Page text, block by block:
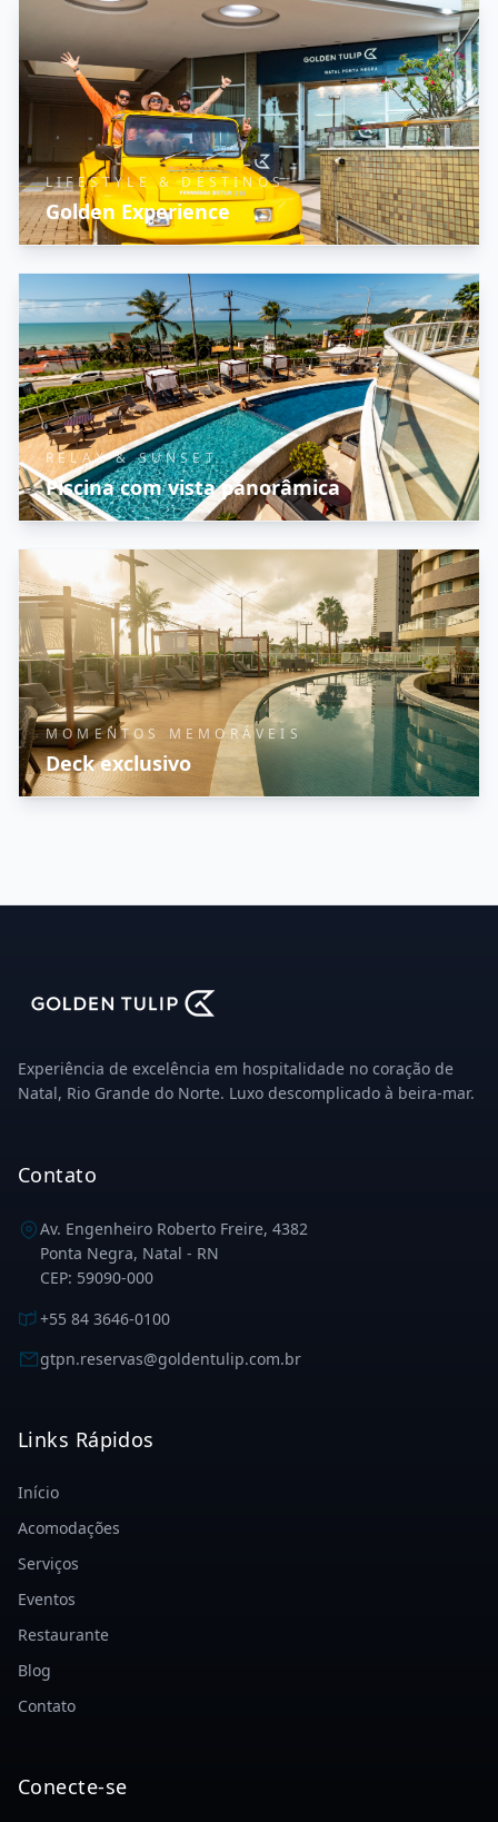
LIFESTYLE & DESTINOS
Golden Experience
RELAX & SUNSET
Piscina com vista panorâmica
MOMENTOS MEMORÁVEIS
Deck exclusivo
Experiência de excelência em hospitalidade no coração de
Natal, Rio Grande do Norte. Luxo descomplicado à beira-mar.
Contato
Av. Engenheiro Roberto Freire, 4382
Ponta Negra, Natal - RN
CEP: 59090-000
+55 84 3646-0100
gtpn.reservas@goldentulip.com.br
Links Rápidos
Início
Acomodações
Serviços
Eventos
Restaurante
Blog
Contato
Conecte-se